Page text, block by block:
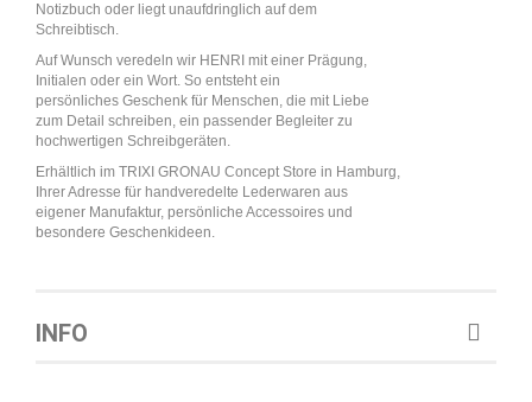
Notizbuch oder liegt unaufdringlich auf dem
Schreibtisch.
Auf Wunsch veredeln wir HENRI mit einer Prägung,
Initialen oder ein Wort. So entsteht ein
persönliches Geschenk für Menschen, die mit Liebe
zum Detail schreiben, ein passender Begleiter zu
hochwertigen Schreibgeräten.
Erhältlich im TRIXI GRONAU Concept Store in Hamburg,
Ihrer Adresse für handveredelte Lederwaren aus
eigener Manufaktur, persönliche Accessoires und
besondere Geschenkideen.
INFO